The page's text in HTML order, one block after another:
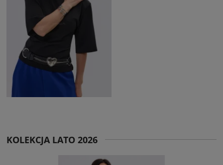
KOLEKCJA LATO 2026